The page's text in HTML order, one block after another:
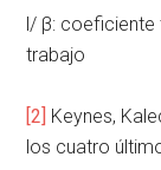
l/ β:
trabajo
[2] Keynes,
los cuatro